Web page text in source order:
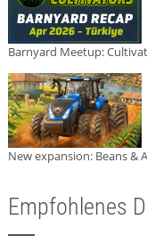
Barnyard Meetup:
New expansion: Beans &
Empfohlenes